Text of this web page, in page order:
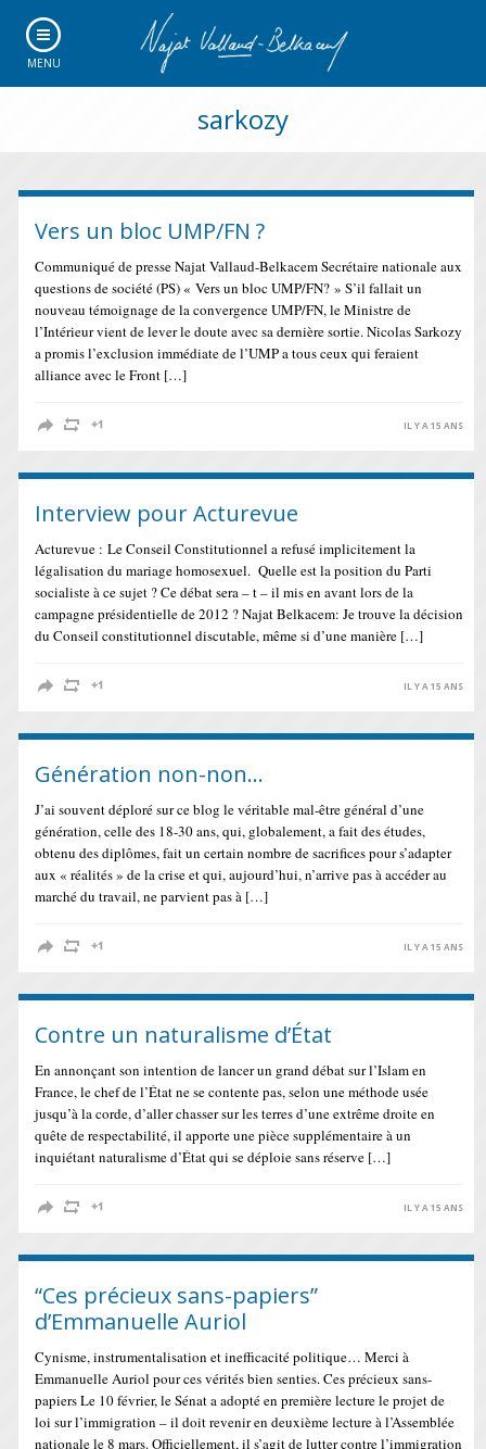
MENU
sarkozy
Vers un bloc UMP/FN ?
Communiqué de presse Najat Vallaud-Belkacem Secrétaire nationale aux
questions de société (PS) « Vers un bloc UMP/FN? » S’il fallait un
nouveau témoignage de la convergence UMP/FN, le Ministre de
l’Intérieur vient de lever le doute avec sa dernière sortie. Nicolas Sarkozy
a promis l’exclusion immédiate de l’UMP a tous ceux qui feraient
alliance avec le Front […]
IL Y A 15 ANS
Interview pour Acturevue
Acturevue : Le Conseil Constitutionnel a refusé implicitement la
légalisation du mariage homosexuel. Quelle est la position du Parti
socialiste à ce sujet ? Ce débat sera – t – il mis en avant lors de la
campagne présidentielle de 2012 ? Najat Belkacem: Je trouve la décision
du Conseil constitutionnel discutable, même si d’une manière […]
IL Y A 15 ANS
Génération non-non…
J’ai souvent déploré sur ce blog le véritable mal-être général d’une
génération, celle des 18-30 ans, qui, globalement, a fait des études,
obtenu des diplômes, fait un certain nombre de sacrifices pour s’adapter
aux « réalités » de la crise et qui, aujourd’hui, n’arrive pas à accéder au
marché du travail, ne parvient pas à […]
IL Y A 15 ANS
Contre un naturalisme d’État
En annonçant son intention de lancer un grand débat sur l’Islam en
France, le chef de l’État ne se contente pas, selon une méthode usée
jusqu’à la corde, d’aller chasser sur les terres d’une extrême droite en
quête de respectabilité, il apporte une pièce supplémentaire à un
inquiétant naturalisme d’État qui se déploie sans réserve […]
IL Y A 15 ANS
“Ces précieux sans-papiers”
d’Emmanuelle Auriol
Cynisme, instrumentalisation et inefficacité politique… Merci à
Emmanuelle Auriol pour ces vérités bien senties. Ces précieux sans-
papiers Le 10 février, le Sénat a adopté en première lecture le projet de
loi sur l’immigration – il doit revenir en deuxième lecture à l’Assemblée
nationale le 8 mars. Officiellement, il s’agit de lutter contre l’immigration